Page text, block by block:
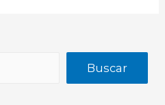
Buscar